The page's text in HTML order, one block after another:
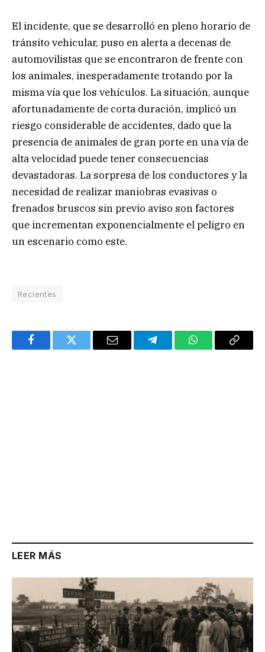
El incidente, que se desarrolló en pleno horario de
tránsito vehicular, puso en alerta a decenas de
automovilistas que se encontraron de frente con
los animales, inesperadamente trotando por la
misma vía que los vehículos. La situación, aunque
afortunadamente de corta duración, implicó un
riesgo considerable de accidentes, dado que la
presencia de animales de gran porte en una vía de
alta velocidad puede tener consecuencias
devastadoras. La sorpresa de los conductores y la
necesidad de realizar maniobras evasivas o
frenados bruscos sin previo aviso son factores
que incrementan exponencialmente el peligro en
un escenario como este.
Recientes
FacebookTwitter Email TelegramWhatsAppCopy
LEER MÁS